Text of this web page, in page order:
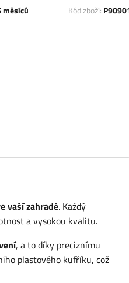
měsíců Kód zboží:
vaší zahradě. Každý
a vysokou kvalitu.
, a to díky preciznímu
plastového kufříku, což